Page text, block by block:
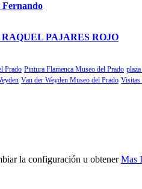
Fernando
RAQUEL PAJARES ROJO
Prado Pintura Flamenca Museo del Prado
Van der Weyden Museo del Prado Visitas
la configuración u obtenerMas